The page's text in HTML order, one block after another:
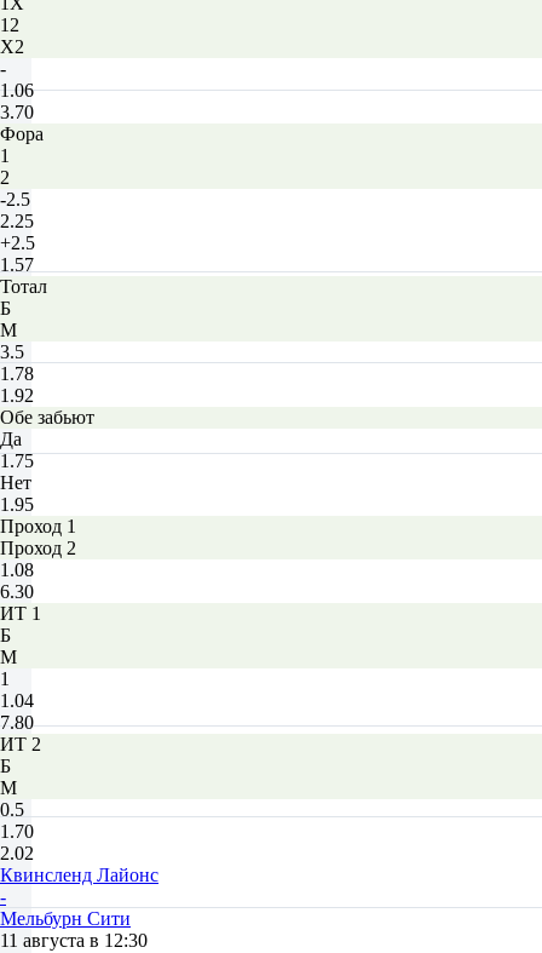
12
X2
-
1.06
3.70
Фора
1
2
-2.5
2.25
+2.5
1.57
Тотал
Б
М
3.5
1.78
1.92
Обе забьют
Да
1.75
Нет
1.95
Проход 1
Проход 2
1.08
6.30
ИТ 1
Б
М
1
1.04
7.80
ИТ 2
Б
М
0.5
1.70
2.02
Квинсленд Лайонc
-
Мельбурн Сити
11 августа в 12:30